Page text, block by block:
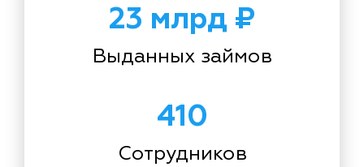
23 млрд ₽
Выданных займов
410
Сотрудников